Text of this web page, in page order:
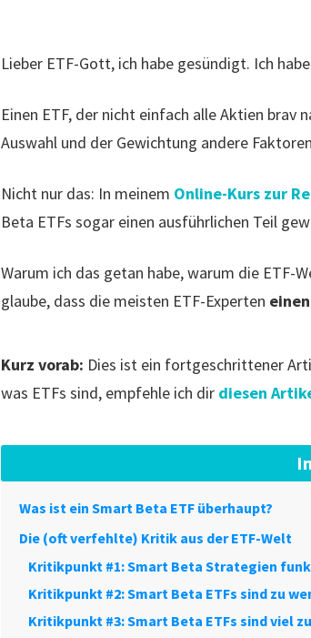
Lieber ETF-Gott, ich habe gesündigt. Ich
Einen ETF, der nicht einfach alle Aktien
Auswahl und der Gewichtung andere
Nicht nur das: In meinem Online-Kurs zur
Beta ETFs sogar einen ausführlichen Teil
Warum ich das getan habe, warum die ETF-
glaube, dass die meisten ETF-Experten
Kurz vorab: Dies ist ein fortgeschrittener
was ETFs sind, empfehle ich dir diesen
Was ist ein Smart Beta ETF überhaupt?
Die (oft verfehlte) Kritik aus der ETF-Welt
Kritikpunkt #1: Smart Beta Strategien
Kritikpunkt #2: Smart Beta ETFs sind zu
Kritikpunkt #3: Smart Beta ETFs sind viel